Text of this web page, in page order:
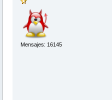
Mensajes: 16145